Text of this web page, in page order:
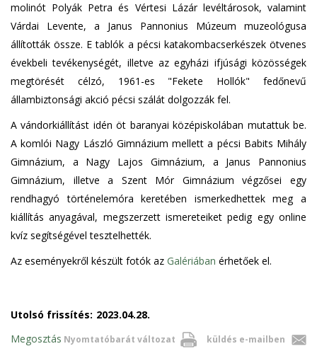
molinót Polyák Petra és Vértesi Lázár levéltárosok, valamint
Várdai Levente, a Janus Pannonius Múzeum muzeológusa
állították össze. E tablók a pécsi katakombacserkészek ötvenes
évekbeli tevékenységét, illetve az egyházi ifjúsági közösségek
megtörését célzó, 1961-es "Fekete Hollók" fedőnevű
állambiztonsági akció pécsi szálát dolgozzák fel.
A vándorkiállítást idén öt baranyai középiskolában mutattuk be.
A komlói Nagy László Gimnázium mellett a pécsi Babits Mihály
Gimnázium, a Nagy Lajos Gimnázium, a Janus Pannonius
Gimnázium, illetve a Szent Mór Gimnázium végzősei egy
rendhagyó történelemóra keretében ismerkedhettek meg a
kiállítás anyagával, megszerzett ismereteiket pedig egy online
kvíz segítségével tesztelhették.
Az eseményekről készült fotók az Galériában érhetőek el.
Utolsó frissítés: 2023.04.28.
Nyomtatóbarát változat küldés e-mailben
Megosztás